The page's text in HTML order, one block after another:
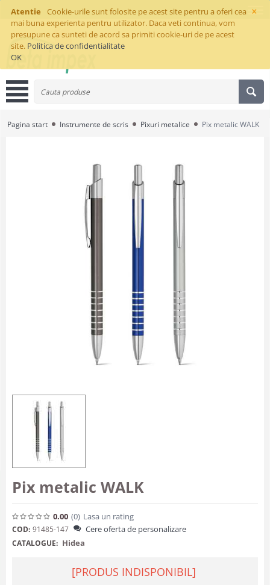
×
Atentie
Cookie-urile sunt folosite pe acest site pentru a oferi cea
mai buna experienta pentru utilizator. Daca veti continua, vom
presupune ca sunteti de acord sa primiti cookie-uri de pe acest
site. Politica de confidentialitate
OK
Pagina start Instrumente de scris Pixuri metalice Pix metalic WALK
Pix metalic WALK
0.00 (0) Lasa un rating
COD: 91485-147 Cere oferta de personalizare
CATALOGUE: Hidea
[PRODUS INDISPONIBIL]